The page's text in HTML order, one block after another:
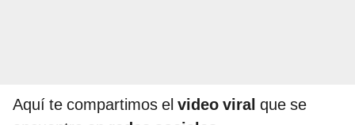
Aquí te compartimos el video viral que se